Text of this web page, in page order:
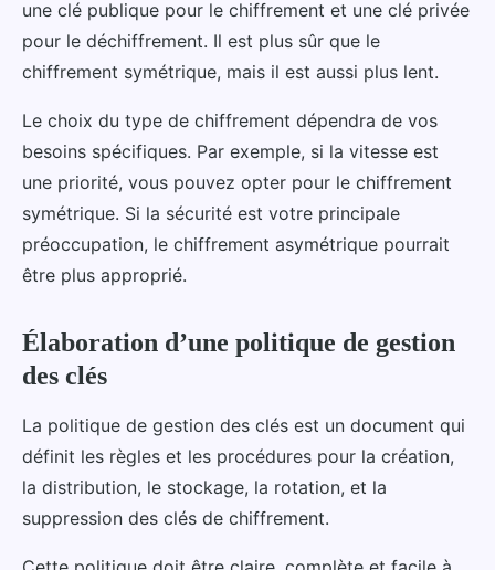
une clé publique pour le chiffrement et une clé privée
pour le déchiffrement. Il est plus sûr que le
chiffrement symétrique, mais il est aussi plus lent.
Le choix du type de chiffrement dépendra de vos
besoins spécifiques. Par exemple, si la vitesse est
une priorité, vous pouvez opter pour le chiffrement
symétrique. Si la sécurité est votre principale
préoccupation, le chiffrement asymétrique pourrait
être plus approprié.
Élaboration d’une politique de gestion
des clés
La politique de gestion des clés est un document qui
définit les règles et les procédures pour la création,
la distribution, le stockage, la rotation, et la
suppression des clés de chiffrement.